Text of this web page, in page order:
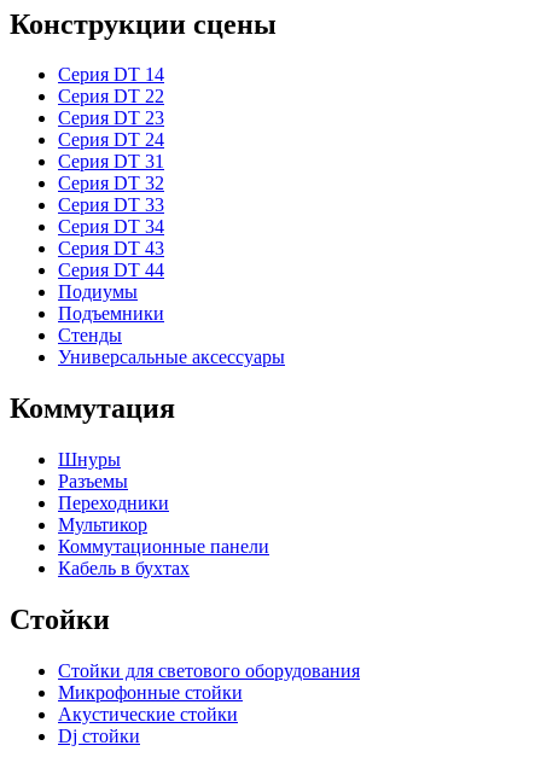
Конструкции сцены
Серия DT 14
Серия DT 22
Серия DT 23
Серия DT 24
Серия DT 31
Серия DT 32
Серия DT 33
Серия DT 34
Серия DT 43
Серия DT 44
Подиумы
Подъемники
Стенды
Универсальные аксессуары
Коммутация
Шнуры
Разъемы
Переходники
Мультикор
Коммутационные панели
Кабель в бухтах
Стойки
Стойки для светового оборудования
Микрофонные стойки
Акустические стойки
Dj стойки